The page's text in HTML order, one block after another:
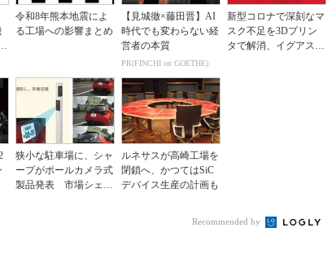
令和8年熊本地震によ
る工場への影響まとめ
【見城徹×藤田晋】AI
時代でも変わらない経
営者の本質
PR(FINCHI on GOETHE)
新型コロナで深刻なマ
スク不足を3Dプリン
タで解消、イグアスが
狭小な駐車場に、シャ
ープがポールカメラ式
製品発表 市場シェア
ルネサスが高崎工場を
閉鎖へ、かつてはSiC
デバイス生産の計画も
Recommended by